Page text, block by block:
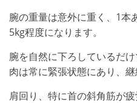
腕の重量は意外に重く、1本
5kg程度になります。
腕を自然に下ろしているだ
肉は常に緊張状態にあり、継
肩回り、特に首の斜角筋が